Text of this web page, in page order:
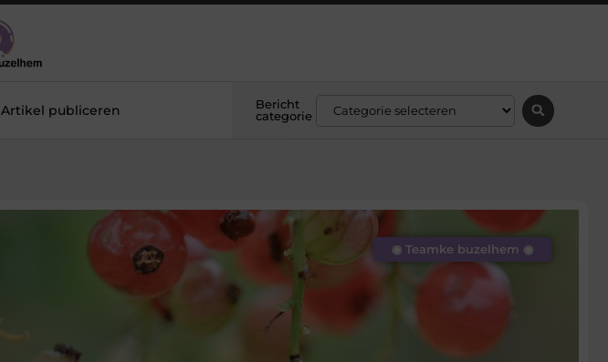
Artikel publiceren
Bericht
categorie
◉ Teamke buzelhem ◉